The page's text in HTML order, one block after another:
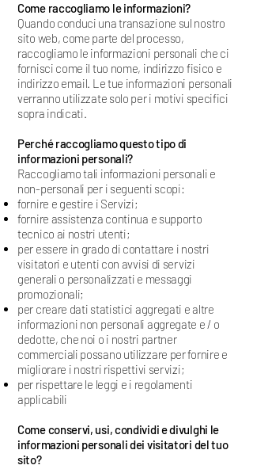
Come raccogliamo le informazioni?
Quando conduci una transazione sul nostro
sito web, come parte del processo,
raccogliamo le informazioni personali che ci
fornisci come il tuo nome, indirizzo fisico e
indirizzo email. Le tue informazioni personali
verranno utilizzate solo per i motivi specifici
sopra indicati.
Perché raccogliamo questo tipo di
informazioni personali?
Raccogliamo tali informazioni personali e
non-personali per i seguenti scopi:
fornire e gestire i Servizi;
fornire assistenza continua e supporto
tecnico ai nostri utenti;
per essere in grado di contattare i nostri
visitatori e utenti con avvisi di servizi
generali o personalizzati e messaggi
promozionali;
per creare dati statistici aggregati e altre
informazioni non personali aggregate e / o
dedotte, che noi o i nostri partner
commerciali possano utilizzare per fornire e
migliorare i nostri rispettivi servizi;
per rispettare le leggi e i regolamenti
applicabili
Come conservi, usi, condividi e divulghi le
informazioni personali dei visitatori del tuo
sito?